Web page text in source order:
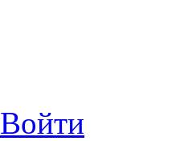
Войти